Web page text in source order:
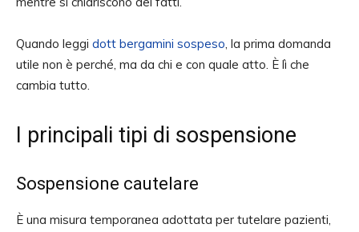
Quando leggi dott bergamini sospeso, la prima domanda
utile non è perché, ma da chi e con quale atto. È lì che
cambia tutto.
I principali tipi di sospensione
Sospensione cautelare
È una misura temporanea adottata per tutelare pazienti,